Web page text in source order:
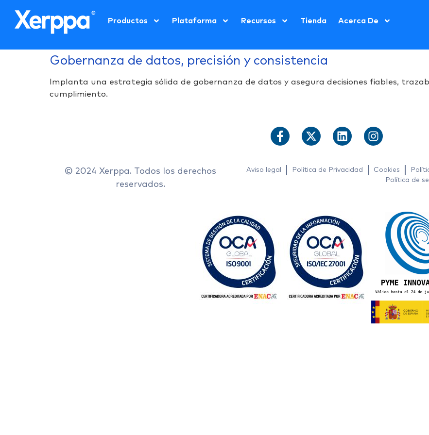
Productos Plataforma Recursos Tienda Acerca De
Gobernanza de datos, precisión y consistencia
Implanta una estrategia sólida de gobernanza de datos y asegura decisiones fiables,
cumplimiento.
© 2024 Xerppa. Todos los derechos
reservados.
Aviso legal Política de Privacidad Cookies
Política de